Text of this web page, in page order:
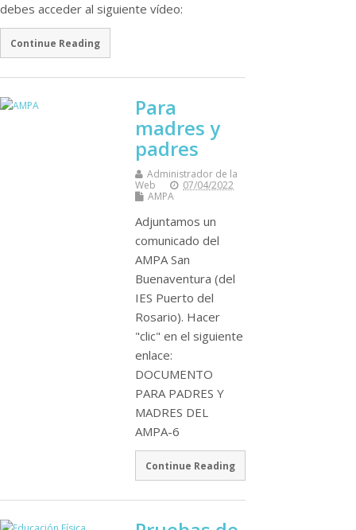
debes acceder al siguiente vídeo:
Continue Reading
Para
madres y
padres
Administrador de la
Web
07/04/2022
AMPA
Adjuntamos un
comunicado del
AMPA San
Buenaventura (del
IES Puerto del
Rosario). Hacer
"clic" en el siguiente
enlace:
DOCUMENTO
PARA PADRES Y
MADRES DEL
AMPA-6
Continue Reading